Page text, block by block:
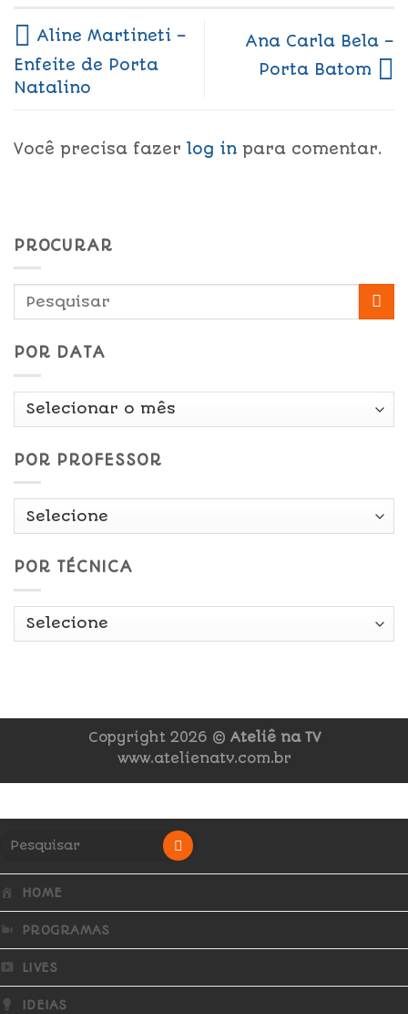
Aline Martineti –
Enfeite de Porta
Natalino
Ana Carla Bela –
Porta Batom
Você precisa fazer log in para comentar.
PROCURAR
POR DATA
Por
POR PROFESSOR
POR TÉCNICA
Copyright 2026 © Ateliê na TV
www.atelienatv.com.br
HOME
PROGRAMAS
LIVES
IDEIAS